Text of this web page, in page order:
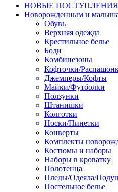
НОВЫЕ ПОСТУПЛЕНИЯ
Новорожденным и
Обувь
Верхняя одежда
Крестильное белье
Боди
Комбинезоны
Кофточки/
Джемперы/Кофты
Майки/Футболки
Ползунки
Штанишки
Колготки
Носки/Пинетки
Конверты
Комплекты
Костюмы и наборы
Наборы в кроватку
Полотенца
Пледы/Одеяла/
Постельное белье